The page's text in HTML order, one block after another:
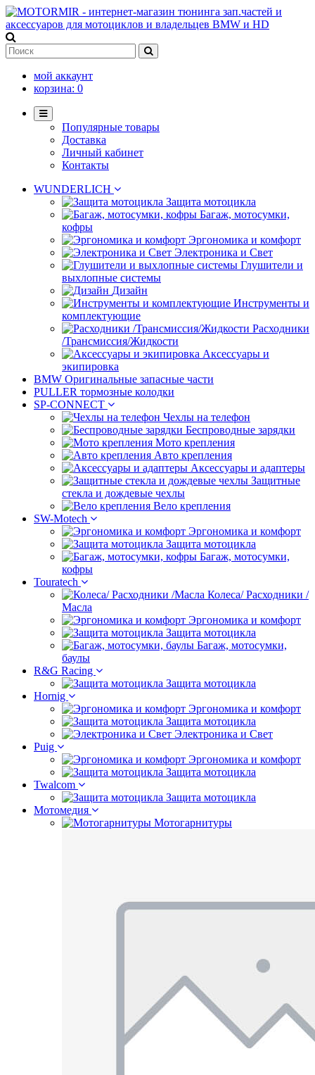
мой аккаунт
корзина: 0
Популярные товары
Доставка
Личный кабинет
Контакты
WUNDERLICH
Защита мотоцикла
Багаж, мотосумки,
кофры
Эргономика и комфорт
Электроника и Свет
Глушители и
выхлопные системы
Дизайн
Инструменты и
комплектующие
Расходники
/Трансмиссия/Жидкости
Аксессуары и
экипировка
BMW Оригинальные запасные части
PULLER тормозные колодки
SP-CONNECT
Чехлы на телефон
Беспроводные зарядки
Мото крепления
Авто крепления
Аксессуары и адаптеры
Защитные
стекла и дождевые чехлы
Вело крепления
SW-Motech
Эргономика и комфорт
Защита мотоцикла
Багаж, мотосумки,
кофры
Touratech
Колеса/ Расходники /
Масла
Эргономика и комфорт
Защита мотоцикла
Багаж, мотосумки,
баулы
R&G Racing
Защита мотоцикла
Hornig
Эргономика и комфорт
Защита мотоцикла
Электроника и Свет
Puig
Эргономика и комфорт
Защита мотоцикла
Twalcom
Защита мотоцикла
Мотомедия
Мотогарнитуры